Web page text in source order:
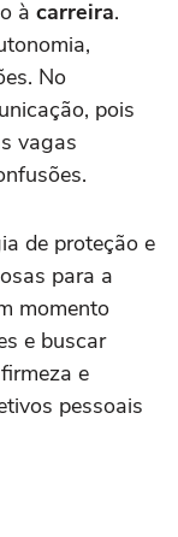
à carreira.
No
pois
vagas
de proteção e
para a
momento
e buscar
e
pessoais